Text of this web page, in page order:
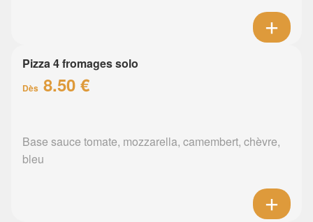
Pizza 4 fromages solo
Dès 8.50 €
Base sauce tomate, mozzarella, camembert, chèvre,
bleu